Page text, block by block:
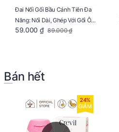
Đai Nối Gối Bầu Cánh Tiên Đa
Năng: Nối Dài, Ghép Với Gối Ôm
Dễ Dàng
59.000 ₫ 89.000 ₫
Bán hết
24%
GIẢM